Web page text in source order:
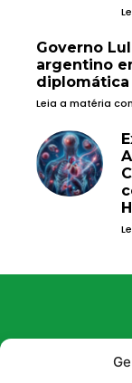
Governo
argentino
Leia a matéria